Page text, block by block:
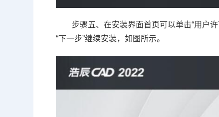
步骤五、在安装界面首页可以单击“用户
“下一步”继续安装，如图所示。